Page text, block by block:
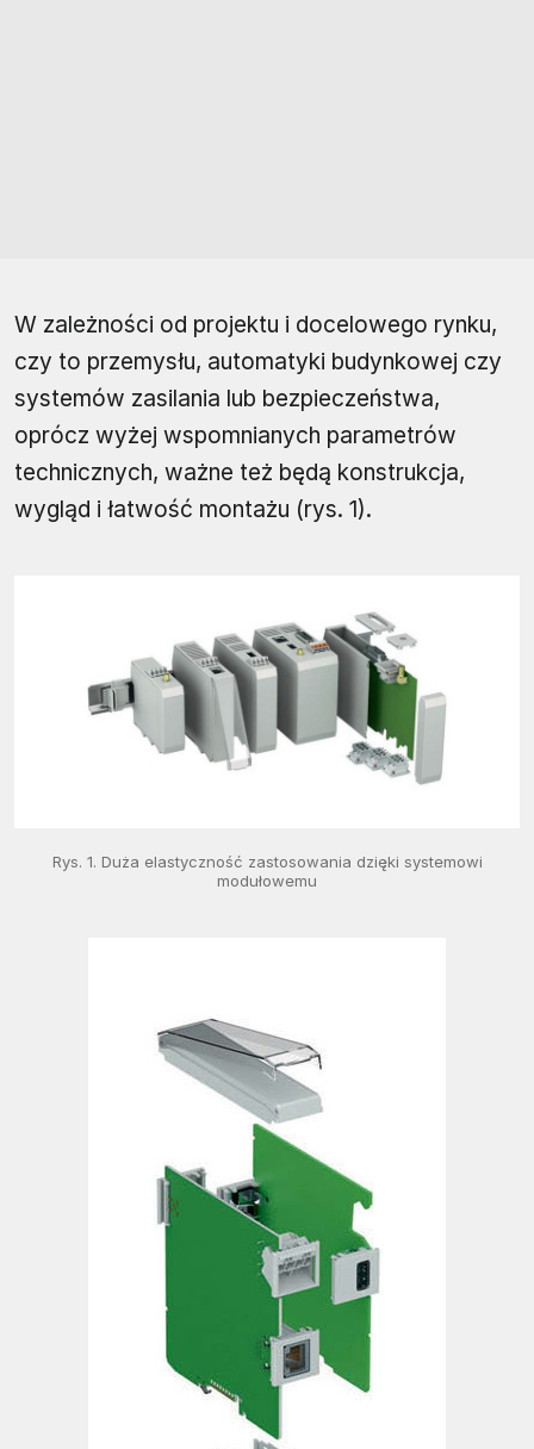
W zależności od projektu i docelowego rynku,
czy to przemysłu, automatyki budynkowej czy
systemów zasilania lub bezpieczeństwa,
oprócz wyżej wspomnianych parametrów
technicznych, ważne też będą konstrukcja,
wygląd i łatwość montażu (rys. 1).
Rys. 1. Duża elastyczność zastosowania dzięki systemowi
modułowemu